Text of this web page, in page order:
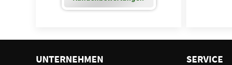
UNTERNEHMEN SERVICE